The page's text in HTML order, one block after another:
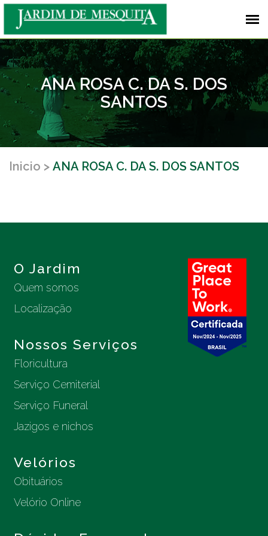
ANA ROSA C. DA S. DOS
SANTOS
Inicio ANA ROSA C. DA S. DOS SANTOS
O Jardim
Quem somos
Localização
Nossos Serviços
Floricultura
Serviço Cemiterial
Serviço Funeral
Jazigos e nichos
Velórios
Obituários
Velório Online